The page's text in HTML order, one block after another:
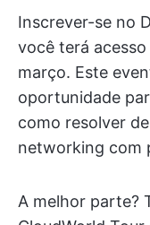
Inscrever-se no
você terá
março. Este
oportunidade
como resolver
networking com
A melhor parte?